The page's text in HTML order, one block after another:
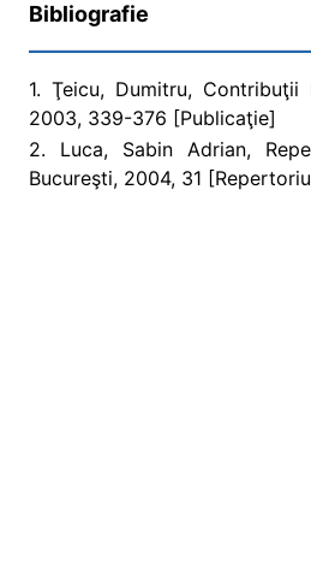
Bibliografie
1. Ţeicu, Dumitru,
2003, 339-376 [Publicaţie]
2. Luca, Sabin Adrian,
Bucureşti, 2004, 31